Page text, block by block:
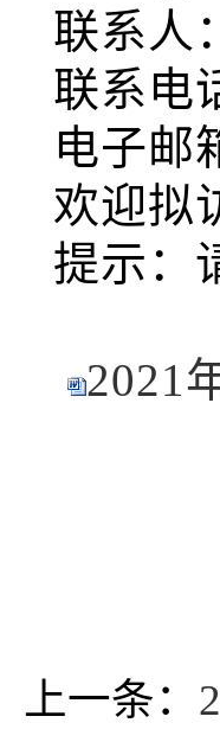
联系人
联系电
电子邮
欢迎拟
提示：
2021
上一条：